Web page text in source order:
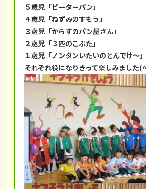
５歳児「ピーターパン」
４歳児「ねずみのすもう」
３歳児「からすのパン屋さん」
２歳児「３匹のこぶた」
１歳児「ノンタンいたいのとんでけ～」
それぞれ役になりきって楽しみました